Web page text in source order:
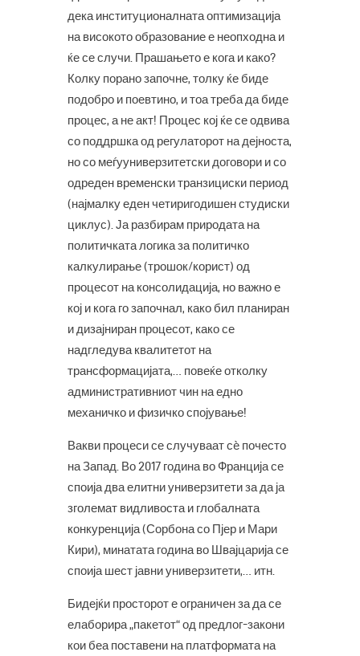
дека институционалната оптимизација
на високото образование е неопходна и
ќе се случи. Прашањето е кога и како?
Колку порано започне, толку ќе биде
подобро и поевтино, и тоа треба да биде
процес, а не акт! Процес кој ќе се одвива
со поддршка од регулаторот на дејноста,
но со меѓууниверзитетски договори и со
одреден временски транзициски период
(најмалку еден четиригодишен студиски
циклус). Ја разбирам природата на
политичката логика за политичко
калкулирање (трошок/корист) од
процесот на консолидација, но важно е
кој и кога го започнал, како бил планиран
и дизајниран процесот, како се
надгледува квалитетот на
трансформацијата,… повеќе отколку
административниот чин на едно
механичко и физичко спојување!
Вакви процеси се случуваат сè почесто
на Запад. Во 2017 година во Франција се
споија два елитни универзитети за да ја
зголемат видливоста и глобалната
конкуренција (Сорбона со Пјер и Мари
Кири), минатата година во Швајцарија се
споија шест јавни универзитети,… итн.
Бидејќи просторот е ограничен за да се
елаборира „пакетот“ од предлог-закони
кои беа поставени на платформата на